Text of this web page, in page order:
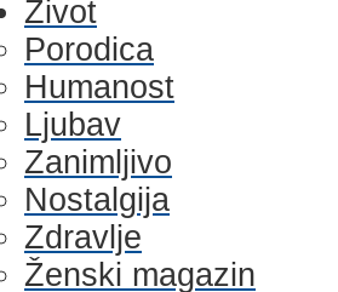
Život
Porodica
Humanost
Ljubav
Zanimljivo
Nostalgija
Zdravlje
Ženski magazin